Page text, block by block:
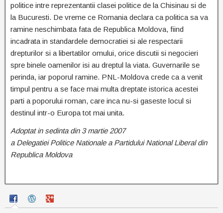
politice intre reprezentantii clasei politice de la Chisinau si de
la Bucuresti. De vreme ce Romania declara ca politica sa va
ramine neschimbata fata de Republica Moldova, fiind
incadrata in standardele democratiei si ale respectarii
drepturilor si a libertatilor omului, orice discutii si negocieri
spre binele oamenilor isi au dreptul la viata. Guvernarile se
perinda, iar poporul ramine. PNL-Moldova crede ca a venit
timpul pentru a se face mai multa dreptate istorica acestei
parti a poporului roman, care inca nu-si gaseste locul si
destinul intr-o Europa tot mai unita.
Adoptat in sedinta din 3 martie 2007
a Delegatiei Politice Nationale a Partidului National Liberal din
Republica Moldova